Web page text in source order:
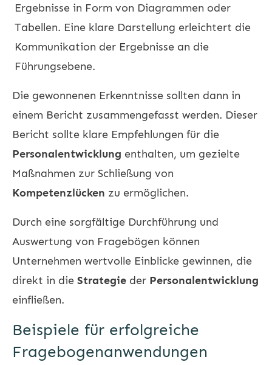
Ergebnisse in Form von Diagrammen oder
Tabellen. Eine klare Darstellung erleichtert die
Kommunikation der Ergebnisse an die
Führungsebene.
Die gewonnenen Erkenntnisse sollten dann in
einem Bericht zusammengefasst werden. Dieser
Bericht sollte klare Empfehlungen für die
Personalentwicklung enthalten, um gezielte
Maßnahmen zur Schließung von
Kompetenzlücken zu ermöglichen.
Durch eine sorgfältige Durchführung und
Auswertung von Fragebögen können
Unternehmen wertvolle Einblicke gewinnen, die
direkt in die Strategie der Personalentwicklung
einfließen.
Beispiele für erfolgreiche
Fragebogenanwendungen